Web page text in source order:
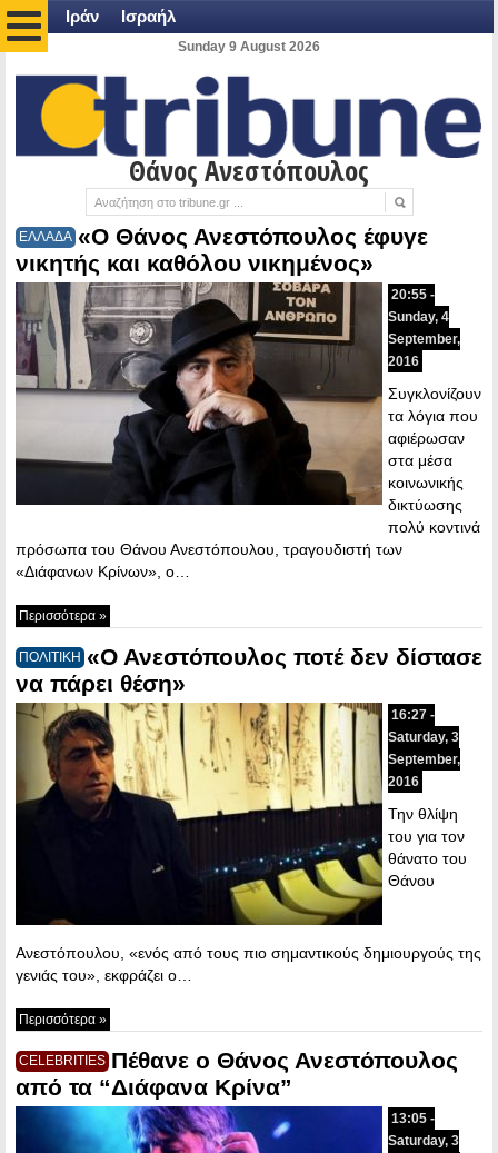
Ιράν Ισραήλ
Sunday 9 August 2026
Θάνος Ανεστόπουλος
ΕΛΛΑΔΑ «Ο Θάνος Ανεστόπουλος έφυγε
νικητής και καθόλου νικημένος»
20:55 -
Sunday, 4
September,
2016
Συγκλονίζουν
τα λόγια που
αφιέρωσαν
στα μέσα
κοινωνικής
δικτύωσης
πολύ κοντινά
πρόσωπα του Θάνου Ανεστόπουλου, τραγουδιστή των
«Διάφανων Κρίνων», ο…
Περισσότερα »
ΠΟΛΙΤΙΚΗ «Ο Ανεστόπουλος ποτέ δεν δίστασε
να πάρει θέση»
16:27 -
Saturday, 3
September,
2016
Την θλίψη
του για τον
θάνατο του
Θάνου
Ανεστόπουλου, «ενός από τους πιο σημαντικούς δημιουργούς της
γενιάς του», εκφράζει ο…
Περισσότερα »
CELEBRITIES Πέθανε ο Θάνος Ανεστόπουλος
από τα “Διάφανα Κρίνα”
13:05 -
Saturday, 3